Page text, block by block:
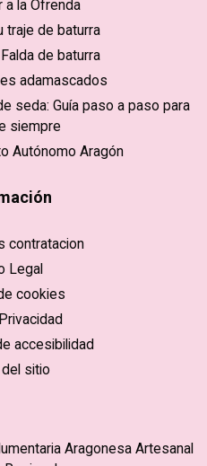
a la Ofrenda
traje de baturra
de baturra
adamascados
seda: Guía paso a paso para
siempre
Autónomo Aragón
contratacion
Legal
cookies
accesibilidad
sitio
Aragonesa Artesanal